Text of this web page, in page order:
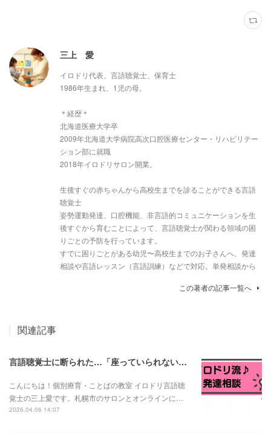
三上 愛
イロドリ代表、言語聴覚士、保育士
1986年生まれ、1児の母。
＊経歴＊
北海道医療大学卒
2009年北海道大学病院高次口腔医療センター・リハビリテー
ション部に就職
2018年イロドリサロン開業。
生後すぐの赤ちゃんから高校生までを診ることができる言語
聴覚士
姿勢運動発達、口腔機能、非言語的コミュニケーションを生
後すぐから育むことによって、言語聴覚士が関わる領域の困
りごとの予防を行っています。
すでに困りごとがある幼児〜高校生までのお子さんへ、発達
相談や言語レッスン（言語訓練）などで対応。単発相談から
この著者の記事一覧へ
関連記事
言語聴覚士に断られた…「座っていられない子は言語訓練できない？」と言われたお母さんへ
こんにちは！個別療育・ことばの教室 イロドリ言語聴
覚士の三上愛です。札幌市のサロンとオンラインに…
2026.04.06 14:07